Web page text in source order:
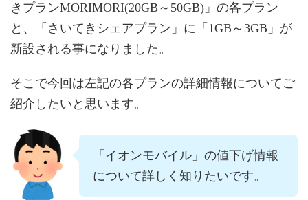
きプランMORIMORI(20GB～50GB)」の各プラン
と、「さいてきシェアプラン」に「1GB～3GB」が
新設される事になりました。
そこで今回は左記の各プランの詳細情報についてご
紹介したいと思います。
「イオンモバイル」の値下げ情報
について詳しく知りたいです。